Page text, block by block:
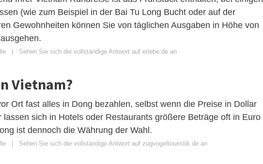
(wie zum Beispiel in der Bai Tu Long Bucht oder auf der
Gewohnheiten können Sie von täglichen Ausgaben in Höhe von
Sehen Sie sich die vollständige Antwort auf erlebe.de an
Vietnam?
Ort fast alles in Dong bezahlen, selbst wenn die Preise in Dollar
lassen sich in Hotels oder Restaurants größere Beträge oft in Euro
ist dennoch die Währung der Wahl.
Sehen Sie sich die vollständige Antwort auf zugvogeltouristik.de an